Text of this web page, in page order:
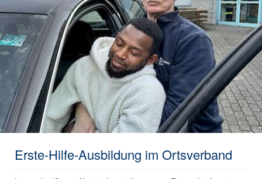
Erste-Hilfe-Ausbildung im Ortsverband